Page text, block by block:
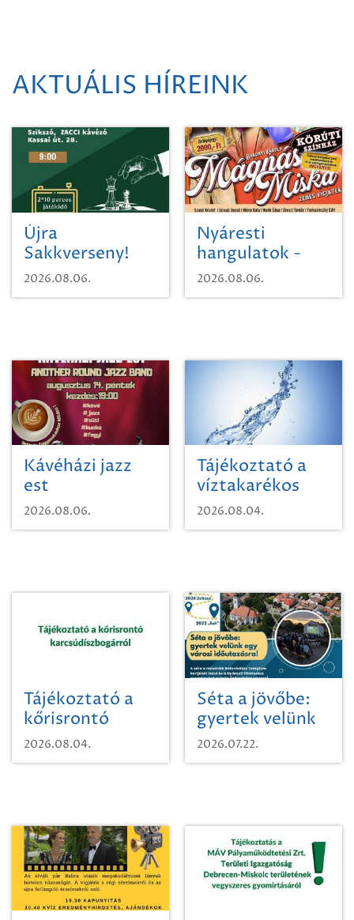
AKTUÁLIS HÍREINK
Újra
Sakkverseny!
2026.08.06.
Nyáresti
hangulatok -
Mágnás Miska
2026.08.06.
Kávéházi jazz
est
2026.08.06.
Tájékoztató a
víztakarékos
vízhasználatról
2026.08.04.
Tájékoztató a
kőrisrontó
karcsúdíszbogárról
2026.08.04.
Séta a jövőbe:
gyertek velünk
egy városi
időutazásra!
2026.07.22.